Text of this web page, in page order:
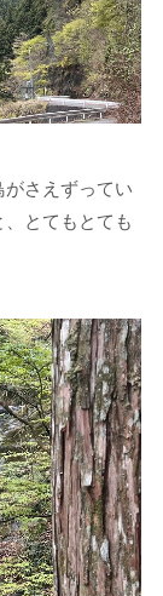
さえずってい
とてもとても